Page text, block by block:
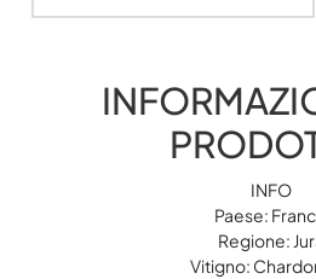
INFO
Paese:
Regione:
Vitigno: